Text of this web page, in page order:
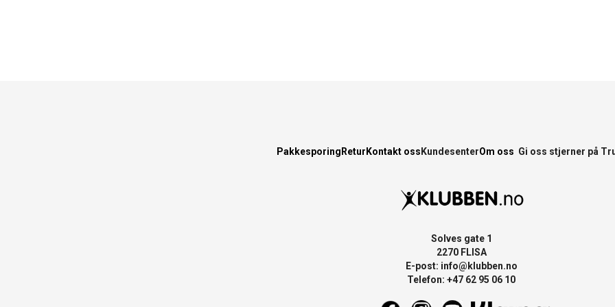
Pakkesporing Retur Kontakt oss KundesenterOm oss Gi oss stjerner på
Solves gate 1
2270 FLISA
E-post: info@klubben.no
Telefon: +47 62 95 06 10